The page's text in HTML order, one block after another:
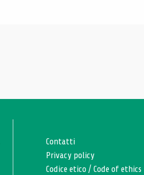
Contatti
Privacy policy
Codice etico /Code of ethics